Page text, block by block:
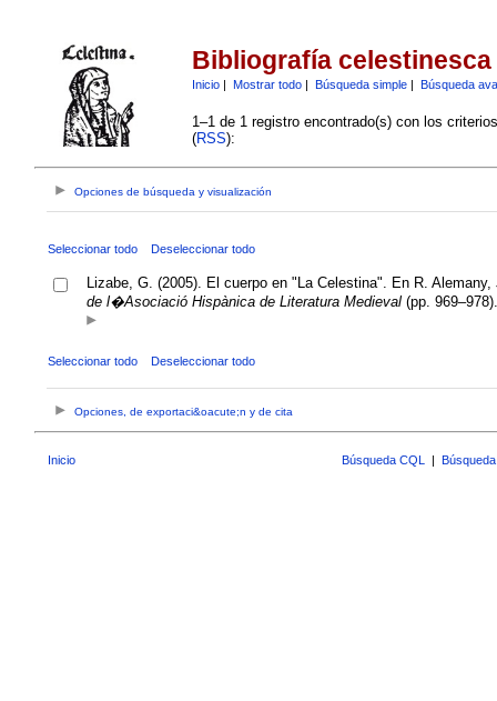
Bibliografía celestinesca
Inicio| Mostrar todo| Búsqueda simple| Búsqueda
1–1 de 1 registro encontrado(s) con los
(RSS):
Opciones de búsqueda y visualización
Seleccionar todo Deseleccionar todo
Lizabe, G. (2005). El cuerpo en "La Celestina". En R.
de l�Asociació Hispànica de Literatura Medieval(pp.
Seleccionar todo Deseleccionar todo
Opciones, de exportaci&oacute;n y de cita
Inicio Búsqueda CQL |